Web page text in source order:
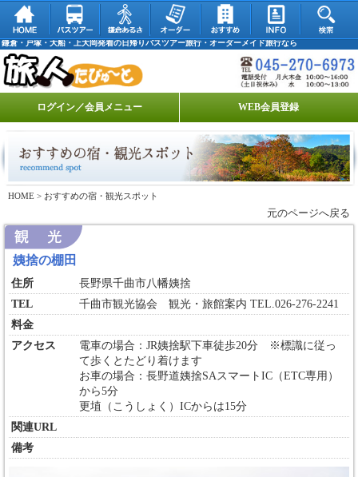
鎌倉・戸塚・大船・上大岡発着の日帰りバスツアー旅行・オーダーメイド旅行なら
ログイン／会員メニュー WEB会員登録
HOME > おすすめの宿・観光スポット
元のページへ戻る
姨捨の棚田
住所
長野県千曲市八幡姨捨
TEL
千曲市観光協会 観光・旅館案内 TEL.026-276-2241
料金
アクセス
電車の場合：JR姨捨駅下車徒歩20分 ※標識に従っ
て歩くとたどり着けます
お車の場合：長野道姨捨SAスマートIC（ETC専用）
から5分
更埴（こうしょく）ICからは15分
関連URL
備考